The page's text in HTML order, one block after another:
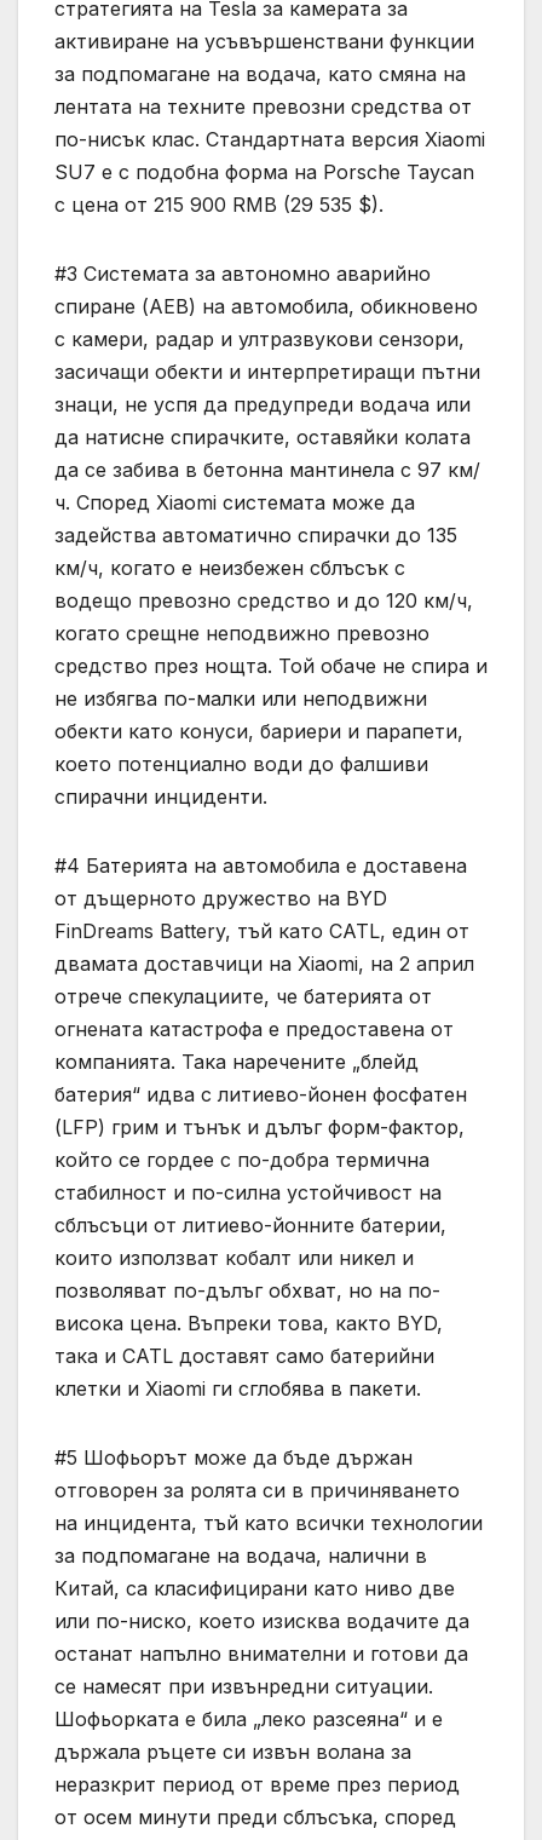
стратегията на Tesla за камерата за
активиране на усъвършенствани функции
за подпомагане на водача, като смяна на
лентата на техните превозни средства от
по-нисък клас. Стандартната версия Xiaomi
SU7 е с подобна форма на Porsche Taycan
с цена от 215 900 RMB (29 535 $).
#3 Системата за автономно аварийно
спиране (AEB) на автомобила, обикновено
с камери, радар и ултразвукови сензори,
засичащи обекти и интерпретиращи пътни
знаци, не успя да предупреди водача или
да натисне спирачките, оставяйки колата
да се забива в бетонна мантинела с 97 км/
ч. Според Xiaomi системата може да
задейства автоматично спирачки до 135
км/ч, когато е неизбежен сблъсък с
водещо превозно средство и до 120 км/ч,
когато срещне неподвижно превозно
средство през нощта. Той обаче не спира и
не избягва по-малки или неподвижни
обекти като конуси, бариери и парапети,
което потенциално води до фалшиви
спирачни инциденти.
#4 Батерията на автомобила е доставена
от дъщерното дружество на BYD
FinDreams Battery, тъй като CATL, един от
двамата доставчици на Xiaomi, на 2 април
отрече спекулациите, че батерията от
огнената катастрофа е предоставена от
компанията. Така наречените „блейд
батерия“ идва с литиево-йонен фосфатен
(LFP) грим и тънък и дълъг форм-фактор,
който се гордее с по-добра термична
стабилност и по-силна устойчивост на
сблъсъци от литиево-йонните батерии,
които използват кобалт или никел и
позволяват по-дълъг обхват, но на по-
висока цена. Въпреки това, както BYD,
така и CATL доставят само батерийни
клетки и Xiaomi ги сглобява в пакети.
#5 Шофьорът може да бъде държан
отговорен за ролята си в причиняването
на инцидента, тъй като всички технологии
за подпомагане на водача, налични в
Китай, са класифицирани като ниво две
или по-ниско, което изисква водачите да
останат напълно внимателни и готови да
се намесят при извънредни ситуации.
Шофьорката е била „леко разсеяна“ и е
държала ръцете си извън волана за
неразкрит период от време през период
от осем минути преди сблъсъка, според